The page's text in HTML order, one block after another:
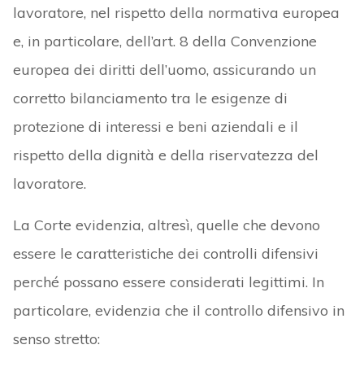
lavoratore, nel rispetto della normativa europea
e, in particolare, dell’art. 8 della Convenzione
europea dei diritti dell’uomo, assicurando un
corretto bilanciamento tra le esigenze di
protezione di interessi e beni aziendali e il
rispetto della dignità e della riservatezza del
lavoratore.
La Corte evidenzia, altresì, quelle che devono
essere le caratteristiche dei controlli difensivi
perché possano essere considerati legittimi. In
particolare, evidenzia che il controllo difensivo in
senso stretto: